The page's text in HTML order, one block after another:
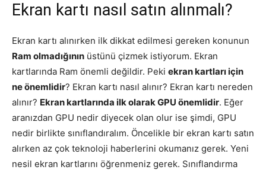
Ekran kartı nasıl satın alınmalı?
Ekran kartı alınırken ilk dikkat edilmesi gereken konunun
Ram olmadığının üstünü çizmek istiyorum. Ekran
kartlarında Ram önemli değildir. Peki ekran kartları için
ne önemlidir? Ekran kartı nasıl alınır? Ekran kartı nereden
alınır? Ekran kartlarında ilk olarak GPU önemlidir. Eğer
aranızdan GPU nedir diyecek olan olur ise şimdi, GPU
nedir birlikte sınıflandıralım. Öncelikle bir ekran kartı satın
alırken az çok teknoloji haberlerini okumanız gerek. Yeni
nesil ekran kartlarını öğrenmeniz gerek. Sınıflandırma